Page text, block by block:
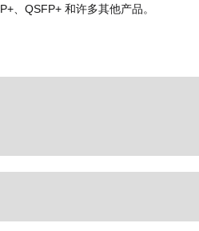
、QSFP+ 和许多其他产品。